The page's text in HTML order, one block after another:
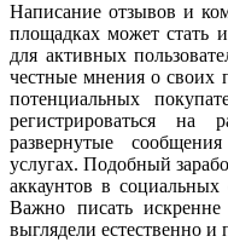
Написание отзывов и
площадках может стать
для активных
честные мнения о своих
потенциальных
регистрироваться на
развернутые
услугах. Подобный
аккаунтов в
Важно писать
выглядели естественно и